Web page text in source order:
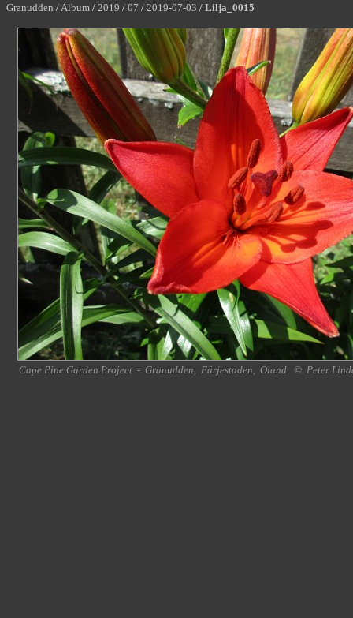
Granudden /Album / 2019 / 07 / 2019-07-03 / Lilja_0015
Cape Pine Garden Project - Granudden, Färjestaden, Öland © Peter